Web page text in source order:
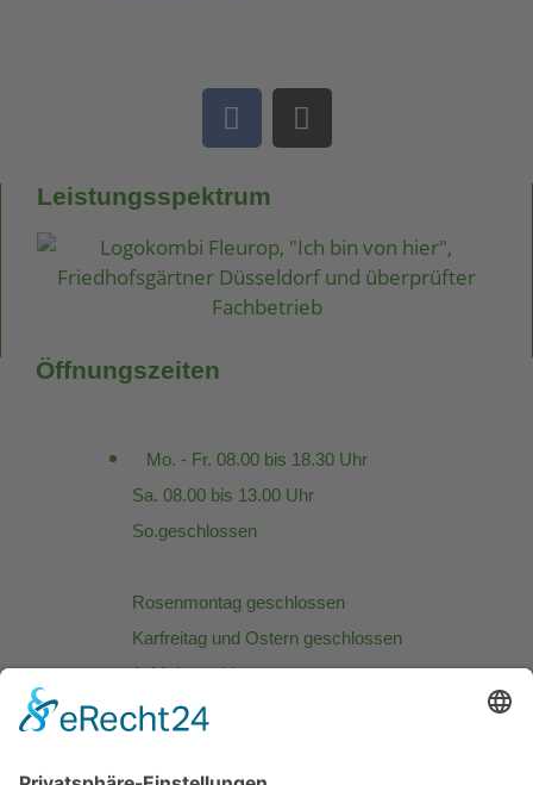
Leistungsspektrum
Öffnungszeiten
Mo. - Fr. 08.00 bis 18.30 Uhr
Sa. 08.00 bis 13.00 Uhr
So.geschlossen
Rosenmontag geschlossen
Karfreitag und Ostern geschlossen
1. Mai geschlossen
Muttertag 10.00 - 12.00 Uhr
Pfingstsonntag: geschlossen